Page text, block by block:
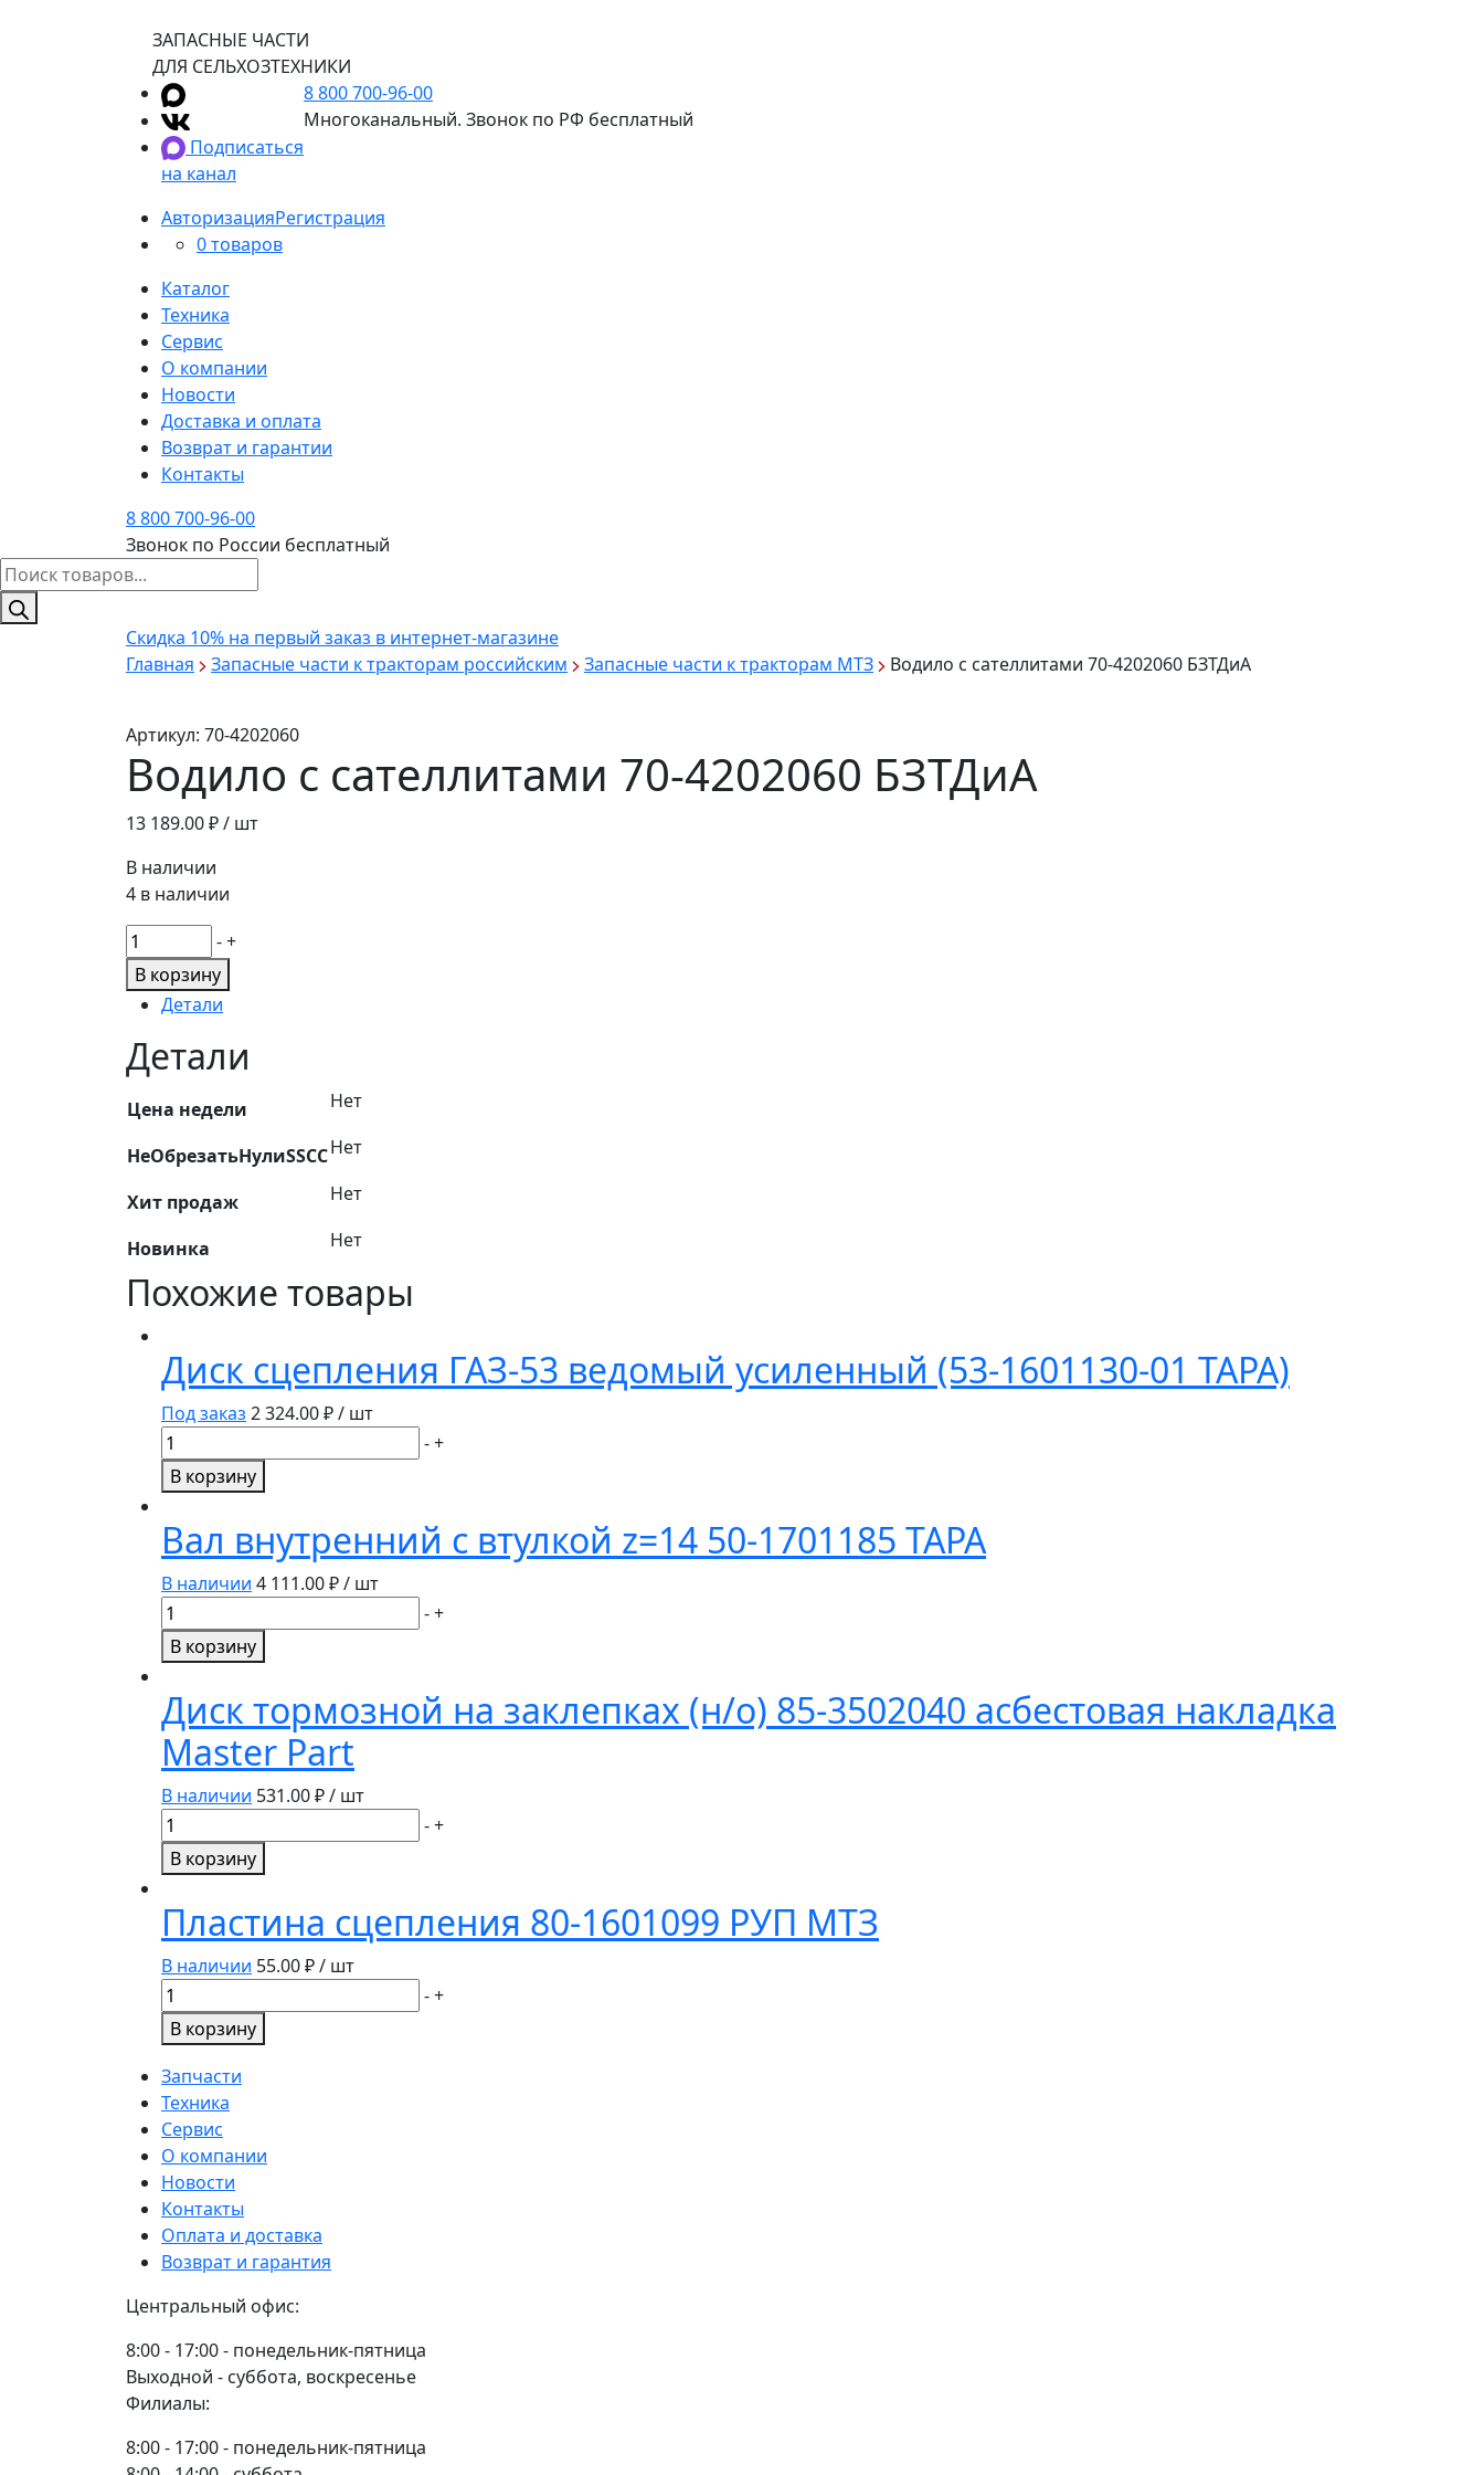
ЗАПАСНЫЕ ЧАСТИ
ДЛЯ СЕЛЬХОЗТЕХНИКИ
Подписаться
на канал
8 800 700-96-00
Многоканальный. Звонок по РФ бесплатный
АвторизацияРегистрация
0 товаров
Каталог
Техника
Сервис
О компании
Новости
Доставка и оплата
Возврат и гарантии
Контакты
8 800 700-96-00
Звонок по России бесплатный
Поиск
товаров
Скидка 10% на первый заказ в интернет-магазине
Главная
Запасные части к тракторам российским Запасные части к тракторам МТЗ Водило с сателлитами 70-4202060 БЗТДиА
Артикул: 70-4202060
Водило с сателлитами 70-4202060 БЗТДиА
13 189.00₽ / шт
В наличии
4 в наличии
Количество
товара
Водило
сателлитами
70-
4202060
БЗТДиА
-+
В корзину
Детали
Детали
Цена недели Нет
НеОбрезатьНулиSSCCНет
Хит продаж Нет
Новинка Нет
Похожие товары
Диск сцепления ГАЗ-53 ведомый усиленный (53-1601130-01 ТАРА)
Под заказ 2 324.00₽ / шт
Количество
товара
Диск
ГАЗ-53
ведомый
усиленный
(53-
1601130-
ТАРА)
-+
В корзину
Вал внутренний с втулкой z=14 50-1701185 ТАРА
В наличии 4 111.00₽ / шт
Количество
товара
Вал
с
втулкой
z=14
50-
1701185
ТАРА
-+
В корзину
Диск тормозной на заклепках (н/о) 85-3502040 асбестовая накладка
Master Part
В наличии 531.00₽ / шт
Количество
товара
Диск
заклепках
(н/
о)
85-
асбестовая
накладка
Master
Part
-+
В корзину
Пластина сцепления 80-1601099 РУП МТЗ
В наличии 55.00₽ / шт
Количество
товара
Пластина
сцепления
80-
1601099
РУП
МТЗ
-+
В корзину
Запчасти
Техника
Сервис
О компании
Новости
Контакты
Оплата и доставка
Возврат и гарантия
Центральный офис:
8:00 - 17:00 - понедельник-пятница
Выходной - суббота, воскресенье
Филиалы:
8:00 - 17:00 - понедельник-пятница